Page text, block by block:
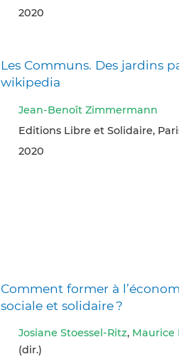
2020
Les Communs. Des jardins
wikipedia
Jean-Benoît Zimmermann
Editions Libre et Solidaire,
2020
Comment former à
sociale et solidaire ?
Josiane Stoessel-Ritz, Maurice
(dir.)